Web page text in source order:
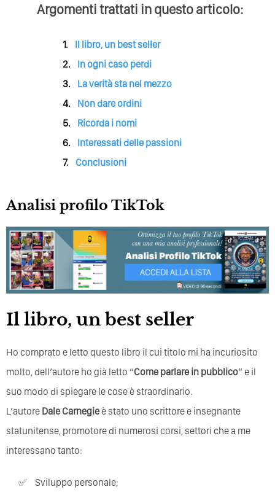
Argomenti trattati in questo articolo:
Il libro, un best seller
In ogni caso perdi
La verità sta nel mezzo
Non dare ordini
Ricorda i nomi
Interessati delle passioni
Conclusioni
Analisi profilo TikTok
Il libro, un best seller
Ho comprato e letto questo libro il cui titolo mi ha incuriosito
molto, dell’autore ho già letto “Come parlare in pubblico” e il
suo modo di spiegare le cose è straordinario.
L’autore Dale Carnegieè stato uno scrittore e insegnante
statunitense, promotore di numerosi corsi, settori che a me
interessano tanto:
Sviluppo personale;